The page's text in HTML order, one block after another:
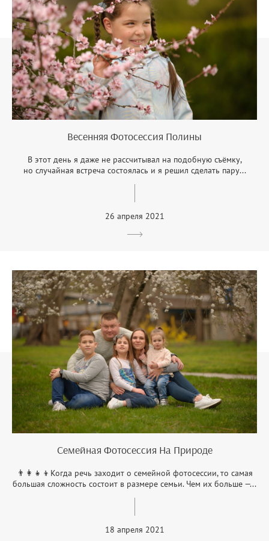
Весенняя Фотосессия Полины
В этот день я даже не рассчитывал на подобную съёмку,
но случайная встреча состоялась и я решил сделать пару...
26 апреля 2021
Семейная Фотосессия На Природе
👨‍👩‍👧‍👦Когда речь заходит о семейной фотосессии, то самая
большая сложность состоит в размере семьи. Чем их больше —...
18 апреля 2021